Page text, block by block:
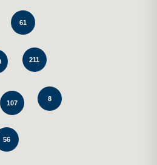
211
107
61
56
8